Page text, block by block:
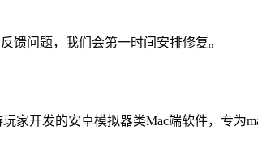
反馈问题，我们会第一时间安排修复。
家开发的安卓模拟器类Mac端软件，专为